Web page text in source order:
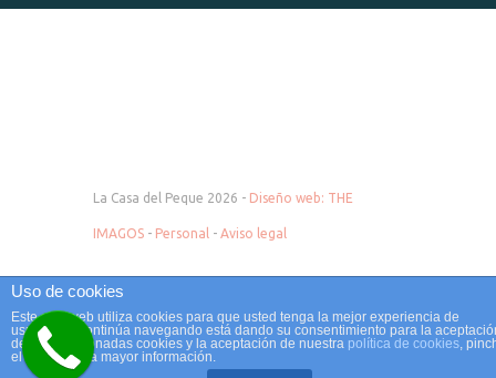
La Casa del Peque 2026 - Diseño web: THE
IMAGOS - Personal - Aviso legal
Tienda de bebés en Barakaldo, Santurce, Portugalete, Sestao, Basauri, Las
Arenas, LLodio, Amorebieta, Ampuero, Santander, Laredo, Colindres,
Uso de cookies
Este sitio web utiliza cookies para que usted tenga la mejor experiencia de
usuario. Si continúa navegando está dando su consentimiento para la
de las mencionadas cookies y la aceptación de nuestra política de cookies,
el enlace para mayor información.